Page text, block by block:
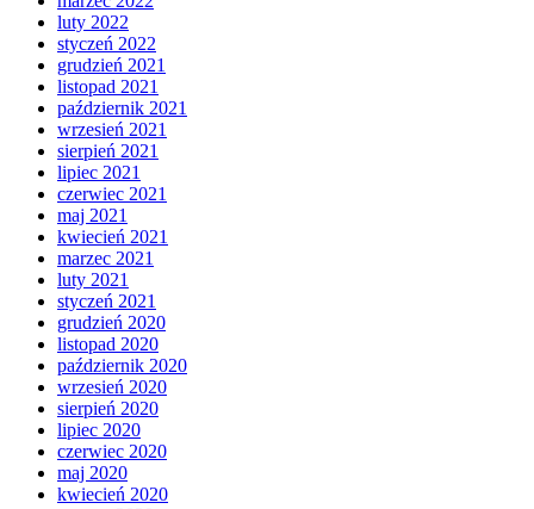
luty 2022
styczeń 2022
grudzień 2021
listopad 2021
październik 2021
wrzesień 2021
sierpień 2021
lipiec 2021
czerwiec 2021
maj 2021
kwiecień 2021
marzec 2021
luty 2021
styczeń 2021
grudzień 2020
listopad 2020
październik 2020
wrzesień 2020
sierpień 2020
lipiec 2020
czerwiec 2020
maj 2020
kwiecień 2020